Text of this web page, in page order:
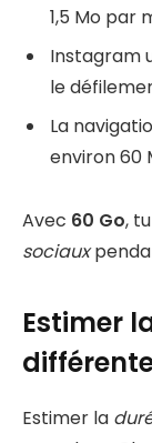
1,5 Mo par
Instagram
le
La
environ 60
Avec 60 Go,
sociaux
Estimer
Estimer la